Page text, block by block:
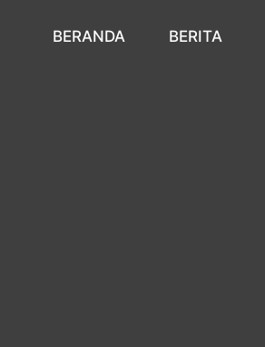
BERANDA BERITA